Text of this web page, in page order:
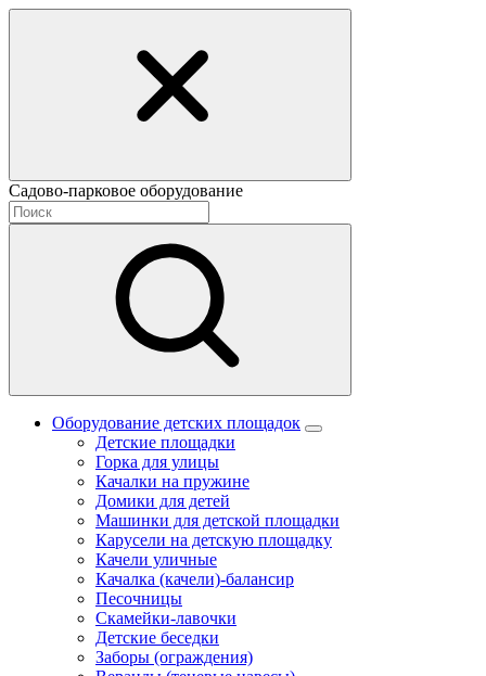
Садово-парковое оборудование
Оборудование детских площадок
Детские площадки
Горка для улицы
Качалки на пружине
Домики для детей
Машинки для детской площадки
Карусели на детскую площадку
Качели уличные
Качалка (качели)-балансир
Песочницы
Скамейки-лавочки
Детские беседки
Заборы (ограждения)